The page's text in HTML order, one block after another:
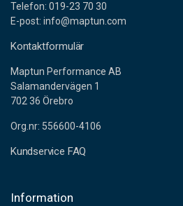
Telefon: 019-23 70 30
E-post: info@maptun.com
Kontaktformulär
Maptun Performance AB
Salamandervägen 1
702 36 Örebro
Org.nr: 556600-4106
Kundservice FAQ
Information